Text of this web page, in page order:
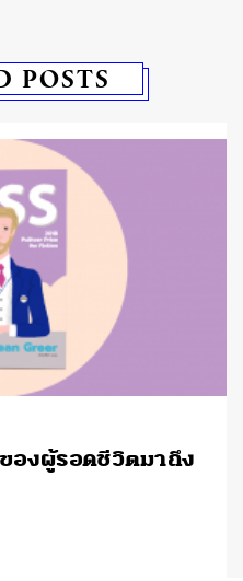
POSTS
องผู้รอดชีวิตมาถึง